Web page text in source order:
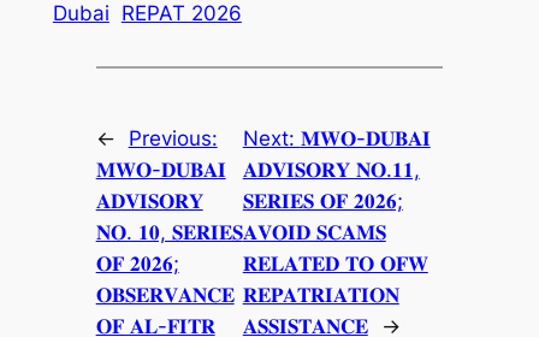
Dubai REPAT 2026
←
Previous:
𝐌𝐖𝐎-𝐃𝐔𝐁𝐀𝐈
𝐀𝐃𝐕𝐈𝐒𝐎𝐑𝐘
𝐍𝐎. 𝟏𝟎, 𝐒𝐄𝐑𝐈𝐄𝐒
𝐎𝐅 𝟐𝟎𝟐𝟔;
𝐎𝐁𝐒𝐄𝐑𝐕𝐀𝐍𝐂𝐄
𝐎𝐅 𝐀𝐋-𝐅𝐈𝐓𝐑
Next: 𝐌𝐖𝐎-𝐃𝐔𝐁𝐀𝐈
𝐀𝐃𝐕𝐈𝐒𝐎𝐑𝐘 𝐍𝐎.𝟏𝟏,
𝐒𝐄𝐑𝐈𝐄𝐒 𝐎𝐅 𝟐𝟎𝟐𝟔;
𝐀𝐕𝐎𝐈𝐃 𝐒𝐂𝐀𝐌𝐒
𝐑𝐄𝐋𝐀𝐓𝐄𝐃 𝐓𝐎 𝐎𝐅𝐖
𝐑𝐄𝐏𝐀𝐓𝐑𝐈𝐀𝐓𝐈𝐎𝐍
𝐀𝐒𝐒𝐈𝐒𝐓𝐀𝐍𝐂𝐄
→